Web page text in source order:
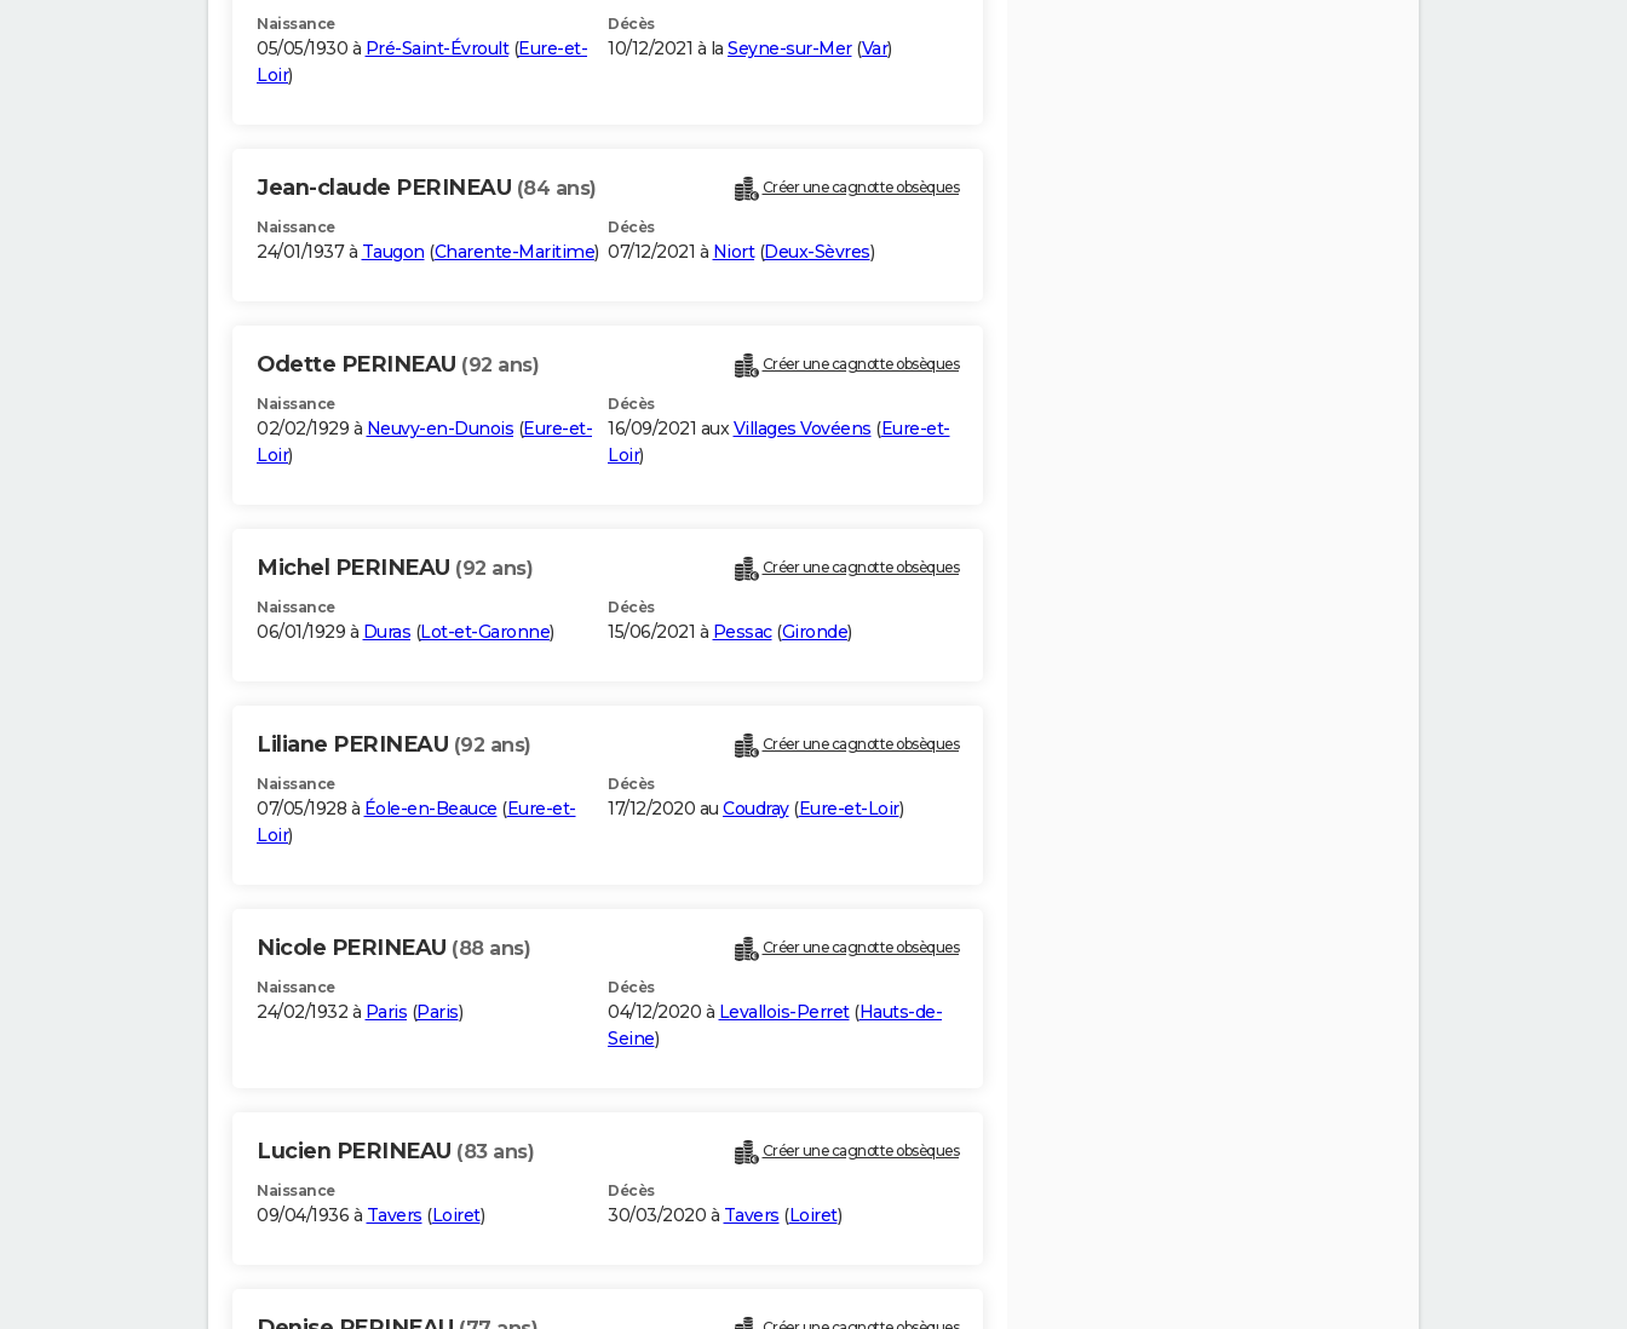
Naissance
05/05/1930 à Pré-Saint-Évroult(Eure-et-
Loir)
Décès
10/12/2021 à la Seyne-sur-Mer(Var)
Jean-claude PERINEAU (84 ans) Créer une cagnotte obsèques
Naissance
24/01/1937 à Taugon (Charente-Maritime)
Décès
07/12/2021 à Niort(Deux-Sèvres)
Odette PERINEAU (92 ans) Créer une cagnotte obsèques
Naissance
02/02/1929 à Neuvy-en-Dunois (Eure-et-
Loir)
Décès
16/09/2021 auxVillages Vovéens (Eure-et-
Loir)
Michel PERINEAU (92 ans) Créer une cagnotte obsèques
Naissance
06/01/1929 à Duras (Lot-et-Garonne)
Décès
15/06/2021 à Pessac(Gironde)
Liliane PERINEAU (92 ans) Créer une cagnotte obsèques
Naissance
07/05/1928 à Éole-en-Beauce (Eure-et-
Loir)
Décès
17/12/2020 au Coudray(Eure-et-Loir)
Nicole PERINEAU (88 ans) Créer une cagnotte obsèques
Naissance
24/02/1932 à Paris (Paris)
Décès
04/12/2020 à Levallois-Perret(Hauts-de-
Seine)
Lucien PERINEAU (83 ans) Créer une cagnotte obsèques
Naissance
09/04/1936 à Tavers (Loiret)
Décès
30/03/2020 à Tavers (Loiret)